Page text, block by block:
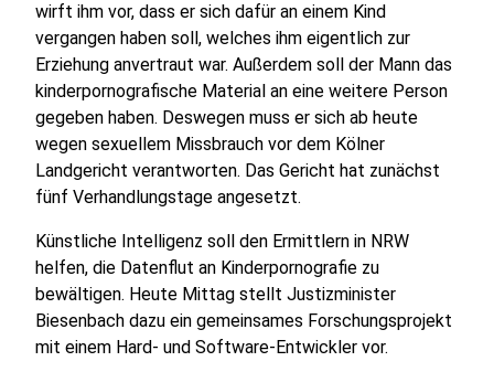
wirft ihm vor, dass er sich dafür an einem Kind
vergangen haben soll, welches ihm eigentlich zur
Erziehung anvertraut war. Außerdem soll der Mann das
kinderpornografische Material an eine weitere Person
gegeben haben. Deswegen muss er sich ab heute
wegen sexuellem Missbrauch vor dem Kölner
Landgericht verantworten. Das Gericht hat zunächst
fünf Verhandlungstage angesetzt.
Künstliche Intelligenz soll den Ermittlern in NRW
helfen, die Datenflut an Kinderpornografie zu
bewältigen. Heute Mittag stellt Justizminister
Biesenbach dazu ein gemeinsames Forschungsprojekt
mit einem Hard- und Software-Entwickler vor.